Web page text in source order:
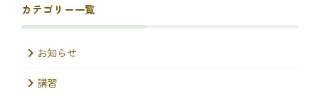
カテゴリー一覧
お知らせ
講習